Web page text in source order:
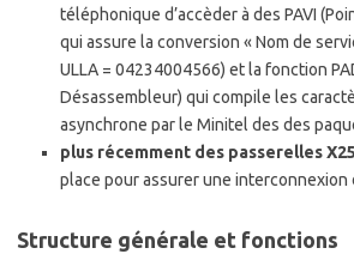
téléphonique d’accèder à des PAVI
qui assure la conversion « Nom de
ULLA = 04234004566) et la fonction
Désassembleur) qui compile les
asynchrone par le Minitel des des
plus récemment des passerelles
place pour assurer une interconnexion
Structure générale et fonctions